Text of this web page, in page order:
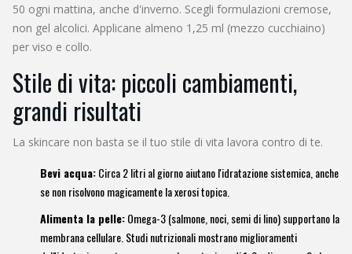
50 ogni mattina, anche d'inverno. Scegli formulazioni cremose,
non gel alcolici. Applicane almeno 1,25 ml (mezzo cucchiaino)
per viso e collo.
Stile di vita: piccoli cambiamenti,
grandi risultati
La skincare non basta se il tuo stile di vita lavora contro di te.
Bevi acqua:Circa 2 litri al giorno aiutano l'idratazione sistemica, anche
se non risolvono magicamente la xerosi topica.
Alimenta la pelle:Omega-3 (salmone, noci, semi di lino) supportano la
membrana cellulare. Studi nutrizionali mostrano miglioramenti